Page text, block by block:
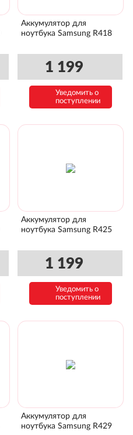
Аккумулятор для
ноутбука Samsung R418
1 199
Уведомить о
поступлении
Аккумулятор для
ноутбука Samsung R425
1 199
Уведомить о
поступлении
Аккумулятор для
ноутбука Samsung R429